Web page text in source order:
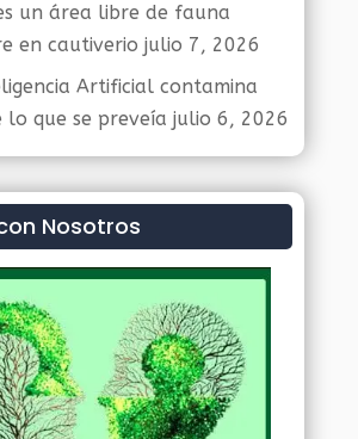
un área libre de fauna
en cautiverio julio 7, 2026
Artificial contamina
lo que se preveía julio 6, 2026
Nosotros